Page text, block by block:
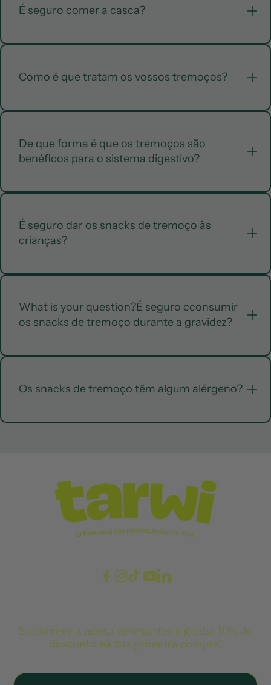
É seguro comer a casca?
Provide the answer to your question here.
Como é que tratam os vossos tremoços?
Provide the answer to your question here.
De que forma é que os tremoços são
benéficos para o sistema digestivo?
Provide the answer to your question here.
É seguro dar os snacks de tremoço às
crianças?
Provide the answer to your question here.
What is your question?É seguro cconsumir
os snacks de tremoço durante a gravidez?
Provide the answer to your question here.
Os snacks de tremoço têm algum alérgeno?
Subscreve a nossa newsletter e ganha 10% de
desconto na tua primeira compra!